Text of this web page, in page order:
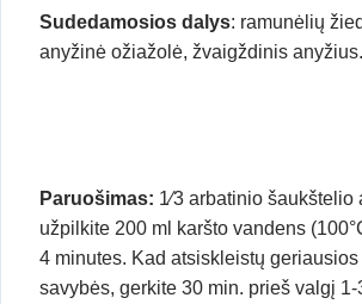
Sudedamosios dalys: ramunėlių
anyžinė ožiažolė, žvaigždinis anyžius.
Paruošimas: 1⁄3 arbatinio šaukštelio
užpilkite 200 ml karšto vandens
4 minutes. Kad atsiskleistų
savybės, gerkite 30 min. prieš valgį 1-